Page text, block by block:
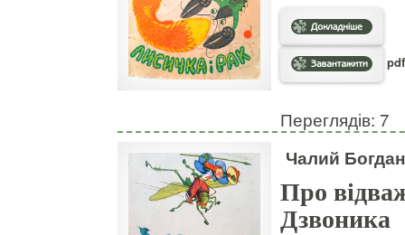
Переглядів: 7
Чалий
Про
Дзвоника